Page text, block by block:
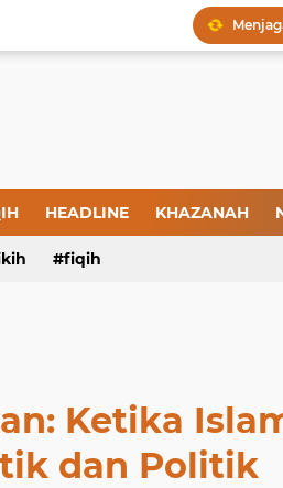
HEADLINE KHAZANAH
fiqih
Ketika
dan Politik